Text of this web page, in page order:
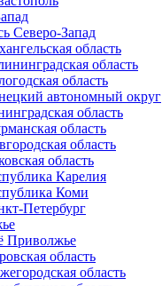
Северо-Запад
область
область
область
автономный округ
область
область
область
область
Карелия
Коми
Петербург
Приволжье
область
область